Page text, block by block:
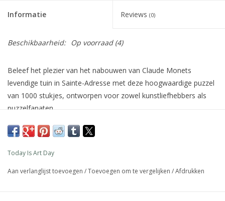
Informatie Reviews (0)
Beschikbaarheid: Op voorraad(4)
Beleef het plezier van het nabouwen van Claude Monets
levendige tuin in Sainte-Adresse met deze hoogwaardige puzzel
van 1000 stukjes, ontworpen voor zowel kunstliefhebbers als
puzzelfanaten.
Afmeting: 70 x 50 cm
Today Is Art Day
Aan verlanglijst toevoegen /Toevoegen om te vergelijken /Afdrukken